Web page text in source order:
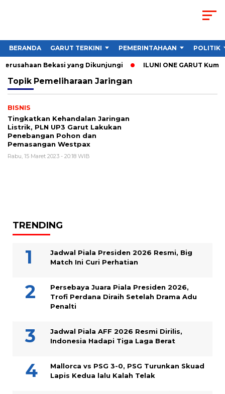
BERANDA GARUT TERKINI PEMERINTAHAAN POLITIK
Bekasi yang Dikunjungi ILUNI ONE GARUT
Topik Pemeliharaan Jaringan
BISNIS
Tingkatkan Kehandalan Jaringan
Listrik, PLN UP3 Garut Lakukan
Penebangan Pohon dan
Pemasangan Westpax
Rabu, 15 Maret 2023 - 20:18 WIB
TRENDING
Jadwal Piala Presiden 2026 Resmi, Big
Match Ini Curi Perhatian
Persebaya Juara Piala Presiden 2026,
Trofi Perdana Diraih Setelah Drama Adu
Penalti
Jadwal Piala AFF 2026 Resmi Dirilis,
Indonesia Hadapi Tiga Laga Berat
Mallorca vs PSG 3-0, PSG Turunkan Skuad
Lapis Kedua lalu Kalah Telak